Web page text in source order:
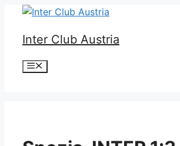
Zum
springen
Inter Club Austria
Menü